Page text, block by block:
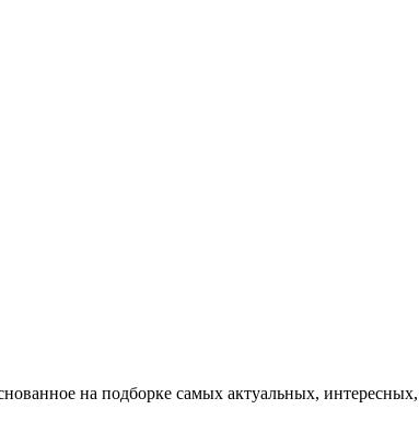
на подборке самых актуальных,